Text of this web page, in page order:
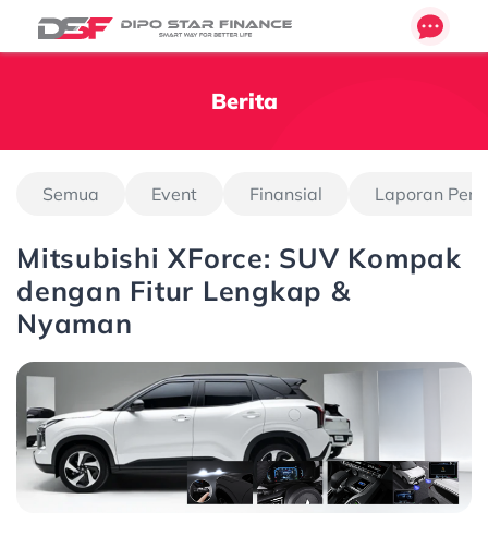
Berita
Semua Event Finansial Laporan
Mitsubishi XForce: SUV Kompak
dengan Fitur Lengkap &
Nyaman